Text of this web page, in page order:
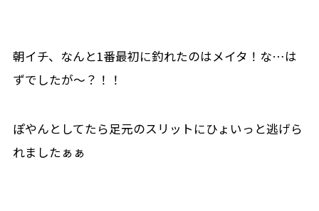
朝イチ、なんと1番最初に釣れたのはメイタ！な…は
ずでしたが〜？！！
ぽやんとしてたら足元のスリットにひょいっと逃げら
れましたぁぁ